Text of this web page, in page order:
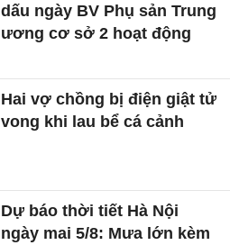
dấu ngày BV Phụ sản Trung
ương cơ sở 2 hoạt động
Hai vợ chồng bị điện giật tử
vong khi lau bể cá cảnh
Dự báo thời tiết Hà Nội
ngày mai 5/8: Mưa lớn kèm